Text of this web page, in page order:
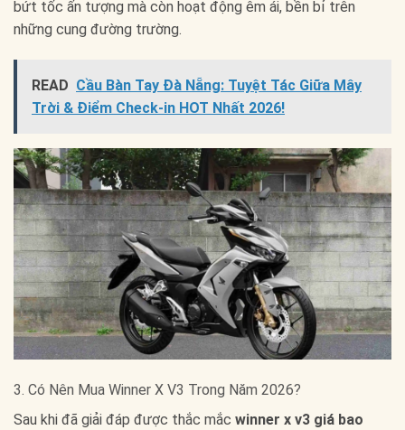
bứt tốc ấn tượng mà còn hoạt động êm ái, bền bỉ trên
những cung đường trường.
READ Cầu Bàn Tay Đà Nẵng: Tuyệt Tác Giữa Mây
Trời & Điểm Check-in HOT Nhất 2026!
3. Có Nên Mua Winner X V3 Trong Năm 2026?
Sau khi đã giải đáp được thắc mắc winner x v3 giá bao